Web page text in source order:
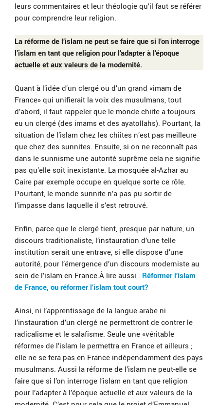
leurs commentaires et leur théologie qu’il faut se référer
pour comprendre leur religion.
La réforme de l’islam ne peut se faire que si l’on interroge
l’islam en tant que religion pour l’adapter à l’époque
actuelle et aux valeurs de la modernité.
Quant à l’idée d’un clergé ou d’un grand «imam de
France» qui unifierait la voix des musulmans, tout
d’abord, il faut rappeler que le monde chiite a toujours
eu un clergé (des imams et des ayatollahs). Pourtant, la
situation de l’islam chez les chiites n’est pas meilleure
que chez des sunnites. Ensuite, si on ne reconnaît pas
dans le sunnisme une autorité suprême cela ne signifie
pas qu’elle soit inexistante. La mosquée al-Azhar au
Caire par exemple occupe en quelque sorte ce rôle.
Pourtant, le monde sunnite n’a pas pu sortir de
l’impasse dans laquelle il s’est retrouvé.
Enfin, parce que le clergé tient, presque par nature, un
discours traditionaliste, l’instauration d’une telle
institution serait une entrave, si elle dispose d’une
autorité, pour l’émergence d’un discours moderniste au
sein de l’islam en France.À lire aussi : Réformer l’islam
de France, ou réformer l’islam tout court?
Ainsi, ni l’apprentissage de la langue arabe ni
l’instauration d’un clergé ne permettront de contrer le
radicalisme et le salafisme. Seule une «véritable
réforme» de l’islam le permettra en France et ailleurs ;
elle ne se fera pas en France indépendamment des pays
musulmans. Aussi la réforme de l’islam ne peut-elle se
faire que si l’on interroge l’islam en tant que religion
pour l’adapter à l’époque actuelle et aux valeurs de la